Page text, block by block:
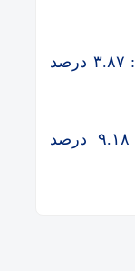
تغییرات قیمتی ۲۴ ساعت گذشته: ۳.۸۷ درصد
تغییرات قیمتی یک هفته اخیر: ۹.۱۸ درصد